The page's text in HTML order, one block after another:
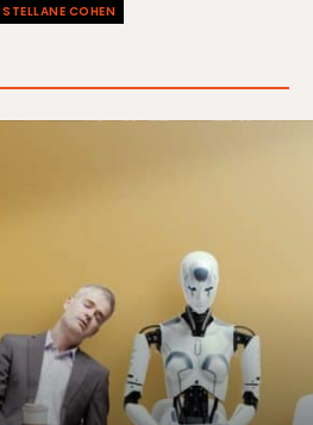
STELLANE COHEN